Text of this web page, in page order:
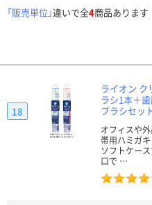
「販売単位」違いで全4商品あります
ライオン ク
ラシ1本＋
ブラシセッ
オフィスや
帯用ハミガキ
ソフトケー
口で …
18